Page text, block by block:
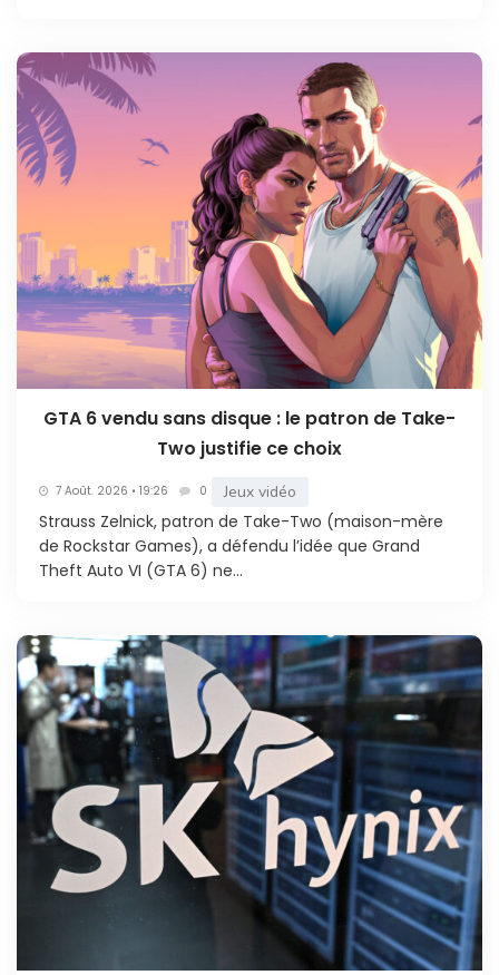
GTA 6 vendu sans disque : le patron de Take-
Two justifie ce choix
7 Août. 2026 • 19:26 0 Jeux vidéo
Strauss Zelnick, patron de Take-Two (maison-mère
de Rockstar Games), a défendu l’idée que Grand
Theft Auto VI (GTA 6) ne...